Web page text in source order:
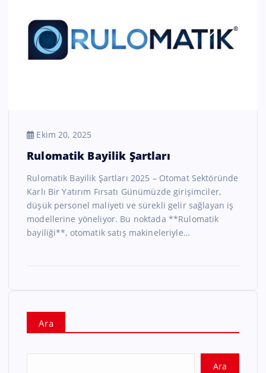
Ekim 20, 2025
Rulomatik Bayilik Şartları
Rulomatik Bayilik Şartları 2025 – Otomat Sektöründe
Karlı Bir Yatırım Fırsatı Günümüzde girişimciler,
düşük personel maliyeti ve sürekli gelir sağlayan iş
modellerine yöneliyor. Bu noktada **Rulomatik
bayiliği**, otomatik satış makineleriyle…
Ara
Ara